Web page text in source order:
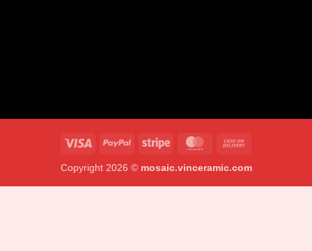
Visa PayPal Stripe MasterCard
Delivery
Copyright 2026 © mosaic.vinceramic.com